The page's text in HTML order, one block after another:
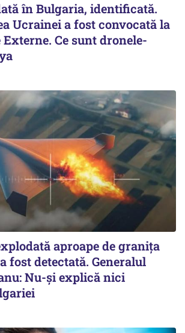
în Bulgaria, identificată.
Ucrainei a fost convocată la
Ce sunt dronele-
aproape de granița
fost detectată. Generalul
Nu-și explică nici